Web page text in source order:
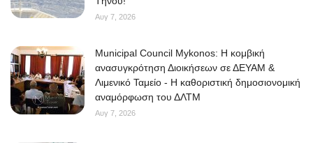
Αυγ 7, 2026
Municipal Council Mykonos: Η κομβική
ανασυγκρότηση Διοικήσεων σε ΔΕΥΑΜ &
Λιμενικό Ταμείο - Η καθοριστική δημοσιονομική
αναμόρφωση του ΔΛΤΜ
Αυγ 7, 2026